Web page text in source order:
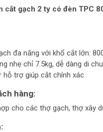
cắt gạch 2 ty có đèn TPC
đa năng với khổ cắt lớn:
nhẹ chỉ 7.5kg, dễ dàng di
hỗ trợ giúp cắt chính xác
hàng:
cho các thợ gạch, thợ xây